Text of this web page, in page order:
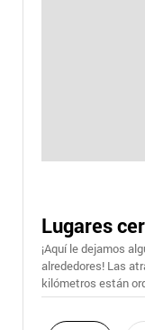
Lugares
¡Aquí le dejamos
alrededores! Las
kilómetros están